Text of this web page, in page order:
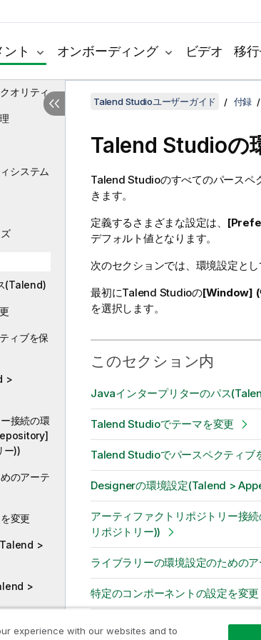
ント オンボーディング ビデオ 移
オリティ
システム
(Talend)
ィブを保
>
接続の環
ー))
のアーテ
変更
>
>
(Talend >
Talend Studioユーザーガイド 付録
Talend Studioの
Talend Studioのすべてのパースペ
きます。
定義するさまざまな設定は、
デフォルト値となります。
次のセクションでは、環境設定と
最初にTalend Studioの[Window] (
を選択します。
このセクション内
Javaインタープリターのパス
Talend Studioでテーマを変更
Talend Studioでパースペクティブ
Designerの環境設定(Talend >
アーティファクトリポジトリー接
リポジトリー))
ライブラリーの環境設定のための
特定のコンポーネントの設定を変更
Documentationの環境設定
experience with our websites and to